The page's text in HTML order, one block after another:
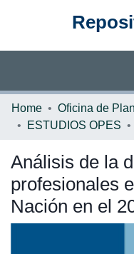
Communities &
Statistics
Home
ESTUDIOS OPES
Análisis de la
profesionales
Nación en el